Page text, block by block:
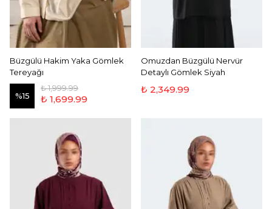
Büzgülü Hakim Yaka Gömlek
Tereyağı
%15
₺ 1,999.99
₺ 1,699.99
Omuzdan Büzgülü Nervür
Detaylı Gömlek Siyah
₺ 2,349.99